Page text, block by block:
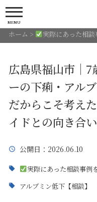
MENU
ホーム > 実際にあった相談
広島県福山市｜7
ーの下痢・アル
だからこそ考え
イドとの向き合
公開日 ：2026.06.10
実際にあった相談事例
アルブミン低下【相談】